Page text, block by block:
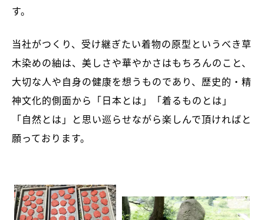
す。
当社がつくり、受け継ぎたい着物の原型というべき草
木染めの紬は、美しさや華やかさはもちろんのこと、
大切な人や自身の健康を想うものであり、歴史的・精
神文化的側面から「日本とは」「着るものとは」
「自然とは」と思い巡らせながら楽しんで頂ければと
願っております。